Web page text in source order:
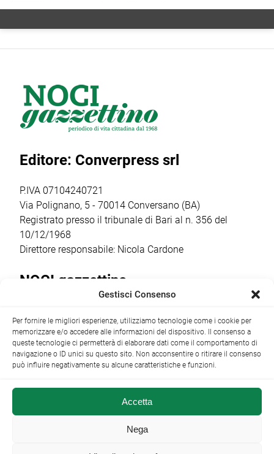
degli
articoli
Editore: Converpress srl
P.IVA 07104240721
Via Polignano, 5 - 70014 Conversano (BA)
Registrato presso il tribunale di Bari al n. 356 del
10/12/1968
Direttore responsabile: Nicola Cardone
NOCI gazzettino
+39 080 4979274|info@nocigazzettino.it Contatti|
Archivio
NOCI gazzettino.it ©2014 •
Gestisci Consenso
Per fornire le migliori esperienze, utilizziamo tecnologie come i cookie per
memorizzare e/o accedere alle informazioni del dispositivo. Il consenso a
queste tecnologie ci permetterà di elaborare dati come il comportamento di
navigazione o ID unici su questo sito. Non acconsentire o ritirare il consenso
può influire negativamente su alcune caratteristiche e funzioni.
Accetta
Nega